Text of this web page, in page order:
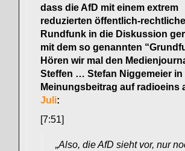
dass die AfD mit einem extrem
reduzierten öffentlich-
Rundfunk in die Diskussion
mit dem so genannten
Hören wir mal den
Steffen … Stefan Niggemeier in
Meinungsbeitrag auf radioeins
Juli:
[7:51]
„Also, die AfD sieht vor, nur